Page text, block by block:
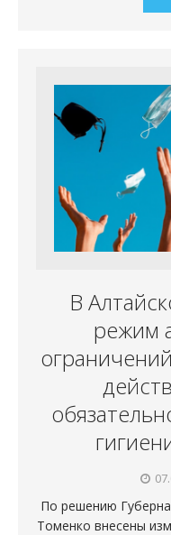
В
режим
По решению
Томенко внесены